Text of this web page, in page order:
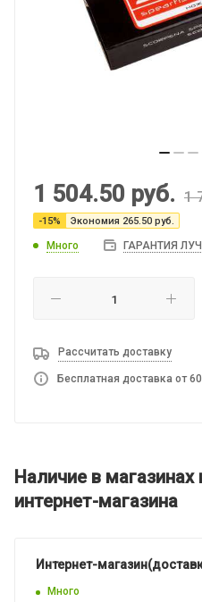
1 504.50 руб. 1
-15% Экономия 265.50 руб.
Много ГАРАНТИЯ
Рассчитать доставку
Бесплатная доставка от
Наличие в магазинах
интернет-магазина
Интернет-
Много